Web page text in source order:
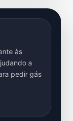
às
a
pedir gás